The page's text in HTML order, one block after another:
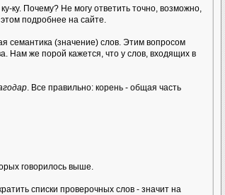
ку. Почему? Не могу ответить точно, возможно,
подробнее на сайте.
семантика (значение) слов. Этим вопросом
Нам же порой кажется, что у слов, входящих в
. Все правильно: корень - общая часть
говорилось выше.
списки проверочных слов - значит на